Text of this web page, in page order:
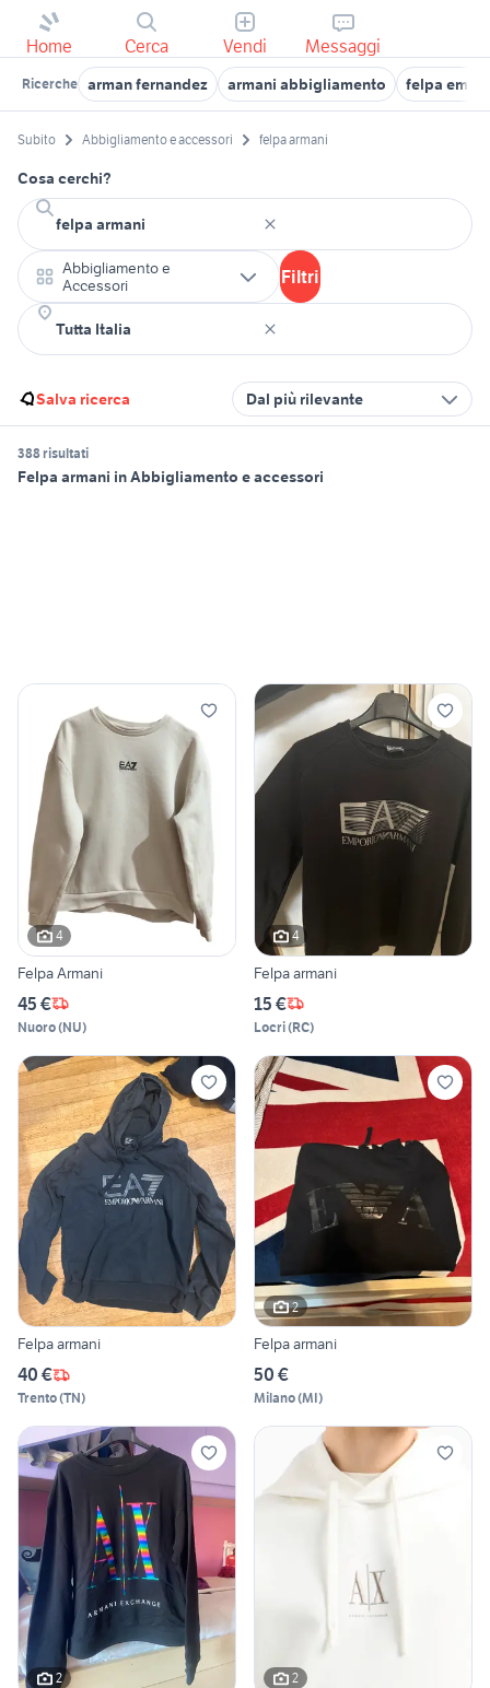
Home Cerca Vendi Messaggi
Ricerche arman fernandez armani abbigliamento felpa
Subito Abbigliamento e accessori felpa armani
Cosa cerchi?
Abbigliamento e
Accessori
Filtri
Salva ricerca Dal più rilevante
388 risultati
Felpa armani in Abbigliamento e accessori
4
Felpa Armani
45 €
Nuoro(NU)
4
Felpa armani
15 €
Locri(RC)
Felpa armani
40 €
Trento(TN)
2
Felpa armani
50 €
Milano(MI)
2 2